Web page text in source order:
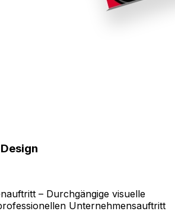
– Durchgängige visuelle
Unternehmensauftritt